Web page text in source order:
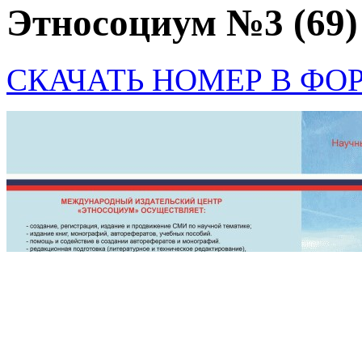
Этносоциум №3 (69)
СКАЧАТЬ НОМЕР В